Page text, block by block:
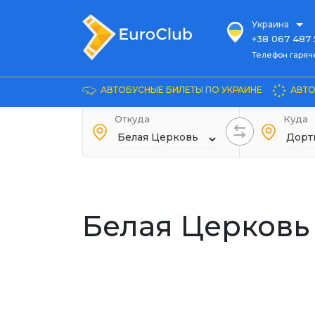
Украина
+38 067 487
Телефон гарячей
Довідка
+38 044 486
+38 067 240
+38 093 153
Телефон
АВТОБУСНЫЕ БИЛЕТЫ ПО УКРАИНЕ
Откуда Куда
Белая